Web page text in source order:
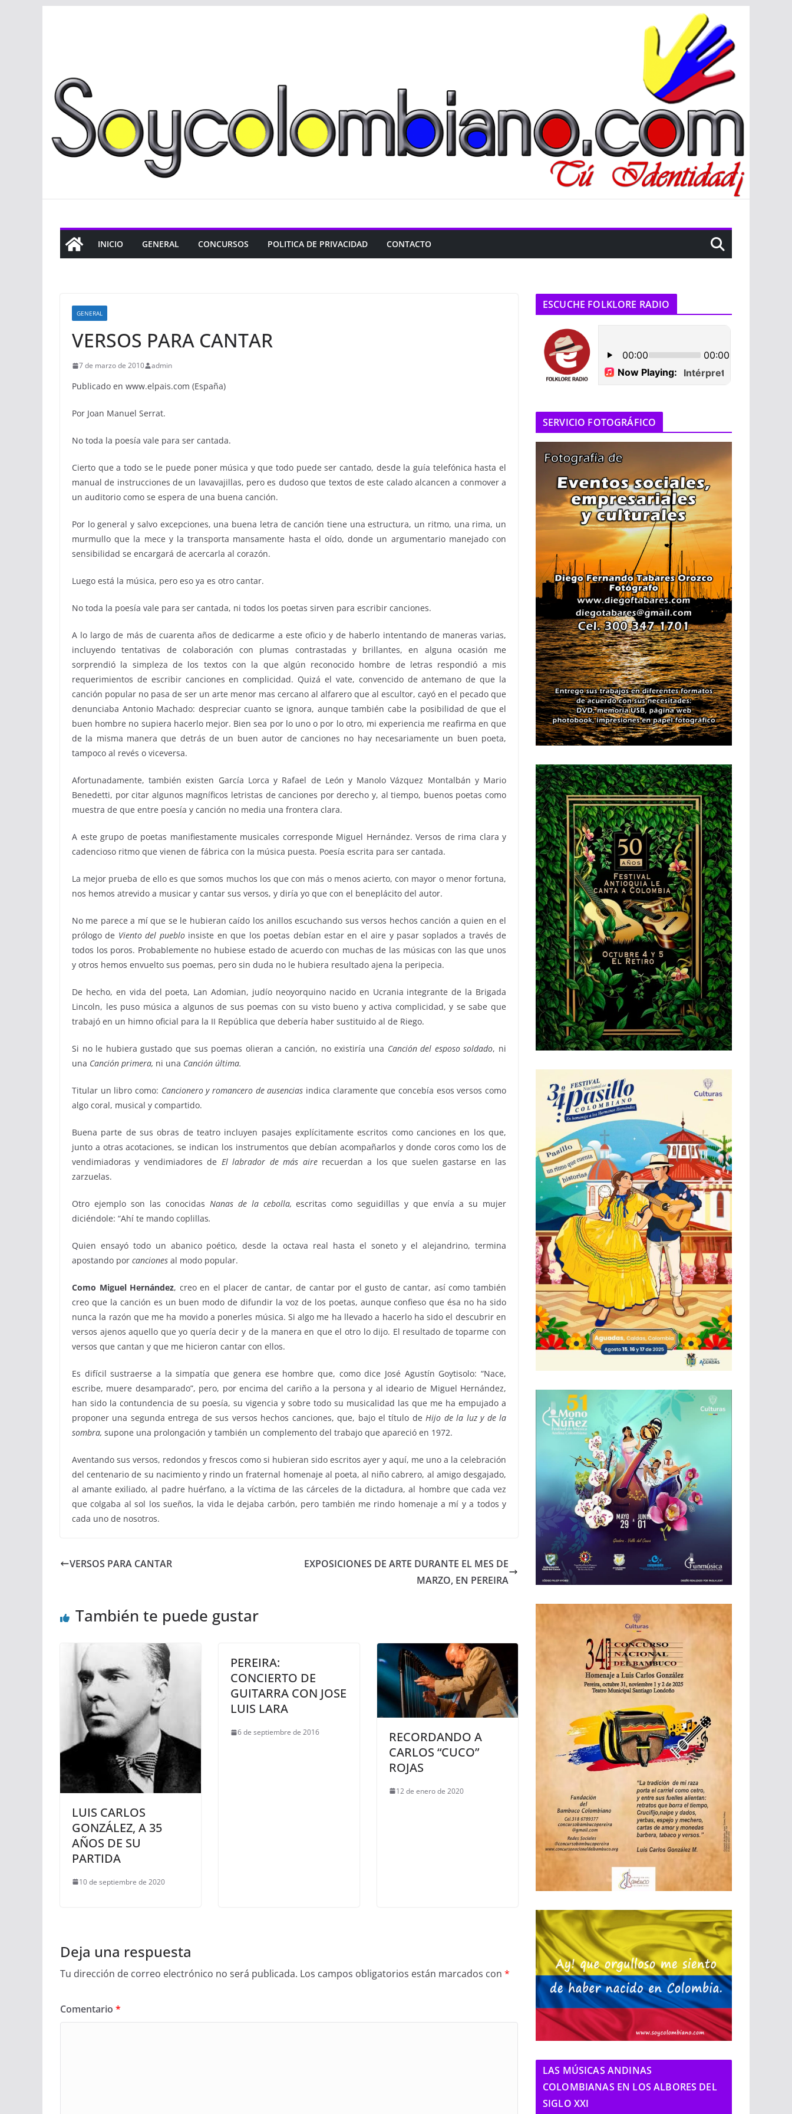
INICIO GENERAL CONCURSOS POLITICA DE PRIVACIDAD CONTACTO
GENERAL
VERSOS PARA CANTAR
7 de marzo de 2010 admin
Publicado en www.elpais.com (España)
Por Joan Manuel Serrat.
No toda la poesía vale para ser cantada.
Cierto que a todo se le puede poner música y que todo puede ser cantado, desde la guía telefónica hasta el
manual de instrucciones de un lavavajillas, pero es dudoso que textos de este calado alcancen a conmover a
un auditorio como se espera de una buena canción.
Por lo general y salvo excepciones, una buena letra de canción tiene una estructura, un ritmo, una rima, un
murmullo que la mece y la transporta mansamente hasta el oído, donde un argumentario manejado con
sensibilidad se encargará de acercarla al corazón.
Luego está la música, pero eso ya es otro cantar.
No toda la poesía vale para ser cantada, ni todos los poetas sirven para escribir canciones.
A lo largo de más de cuarenta años de dedicarme a este oficio y de haberlo intentando de maneras varias,
incluyendo tentativas de colaboración con plumas contrastadas y brillantes, en alguna ocasión me
sorprendió la simpleza de los textos con la que algún reconocido hombre de letras respondió a mis
requerimientos de escribir canciones en complicidad. Quizá el vate, convencido de antemano de que la
canción popular no pasa de ser un arte menor mas cercano al alfarero que al escultor, cayó en el pecado que
denunciaba Antonio Machado: despreciar cuanto se ignora, aunque también cabe la posibilidad de que el
buen hombre no supiera hacerlo mejor. Bien sea por lo uno o por lo otro, mi experiencia me reafirma en que
de la misma manera que detrás de un buen autor de canciones no hay necesariamente un buen poeta,
tampoco al revés o viceversa.
Afortunadamente, también existen García Lorca y Rafael de León y Manolo Vázquez Montalbán y Mario
Benedetti, por citar algunos magníficos letristas de canciones por derecho y, al tiempo, buenos poetas como
muestra de que entre poesía y canción no media una frontera clara.
A este grupo de poetas manifiestamente musicales corresponde Miguel Hernández. Versos de rima clara y
cadencioso ritmo que vienen de fábrica con la música puesta. Poesía escrita para ser cantada.
La mejor prueba de ello es que somos muchos los que con más o menos acierto, con mayor o menor fortuna,
nos hemos atrevido a musicar y cantar sus versos, y diría yo que con el beneplácito del autor.
No me parece a mí que se le hubieran caído los anillos escuchando sus versos hechos canción a quien en el
prólogo de Viento del pueblo insiste en que los poetas debían estar en el aire y pasar soplados a través de
todos los poros. Probablemente no hubiese estado de acuerdo con muchas de las músicas con las que unos
y otros hemos envuelto sus poemas, pero sin duda no le hubiera resultado ajena la peripecia.
De hecho, en vida del poeta, Lan Adomian, judío neoyorquino nacido en Ucrania integrante de la Brigada
Lincoln, les puso música a algunos de sus poemas con su visto bueno y activa complicidad, y se sabe que
trabajó en un himno oficial para la II República que debería haber sustituido al de Riego.
Si no le hubiera gustado que sus poemas olieran a canción, no existiría una Canción del esposo soldado, ni
una Canción primera, ni una Canción última.
Titular un libro como: Cancionero y romancero de ausencias indica claramente que concebía esos versos como
algo coral, musical y compartido.
Buena parte de sus obras de teatro incluyen pasajes explícitamente escritos como canciones en los que,
junto a otras acotaciones, se indican los instrumentos que debían acompañarlos y donde coros como los de
vendimiadoras y vendimiadores de El labrador de más airerecuerdan a los que suelen gastarse en las
zarzuelas.
Otro ejemplo son las conocidas Nanas de la cebolla, escritas como seguidillas y que envía a su mujer
diciéndole: “Ahí te mando coplillas.
Quien ensayó todo un abanico poético, desde la octava real hasta el soneto y el alejandrino, termina
apostando por canciones al modo popular.
Como Miguel Hernández, creo en el placer de cantar, de cantar por el gusto de cantar, así como también
creo que la canción es un buen modo de difundir la voz de los poetas, aunque confieso que ésa no ha sido
nunca la razón que me ha movido a ponerles música. Si algo me ha llevado a hacerlo ha sido el descubrir en
versos ajenos aquello que yo quería decir y de la manera en que el otro lo dijo. El resultado de toparme con
versos que cantan y que me hicieron cantar con ellos.
Es difícil sustraerse a la simpatía que genera ese hombre que, como dice José Agustín Goytisolo: “Nace,
escribe, muere desamparado”, pero, por encima del cariño a la persona y al ideario de Miguel Hernández,
han sido la contundencia de su poesía, su vigencia y sobre todo su musicalidad las que me ha empujado a
proponer una segunda entrega de sus versos hechos canciones, que, bajo el título deHijo de la luz y de la
sombra, supone una prolongación y también un complemento del trabajo que apareció en 1972.
Aventando sus versos, redondos y frescos como si hubieran sido escritos ayer y aquí, me uno a la celebración
del centenario de su nacimiento y rindo un fraternal homenaje al poeta, al niño cabrero, al amigo desgajado,
al amante exiliado, al padre huérfano, a la víctima de las cárceles de la dictadura, al hombre que cada vez
que colgaba al sol los sueños, la vida le dejaba carbón, pero también me rindo homenaje a mí y a todos y
cada uno de nosotros.
VERSOS PARA CANTAR
EXPOSICIONES DE ARTE DURANTE EL MES DE
MARZO, EN PEREIRA
También te puede gustar
LUIS CARLOS
GONZÁLEZ, A 35
AÑOS DE SU
PARTIDA
10 de septiembre de 2020
PEREIRA:
CONCIERTO DE
GUITARRA CON JOSE
LUIS LARA
6 de septiembre de 2016
RECORDANDO A
CARLOS “CUCO”
ROJAS
12 de enero de 2020
Deja una respuesta
Tu dirección de correo electrónico no será publicada. Los campos obligatorios están marcados con *
Comentario *
ESCUCHE FOLKLORE RADIO
SERVICIO FOTOGRÁFICO
LAS MÚSICAS ANDINAS
COLOMBIANAS EN LOS ALBORES DEL
SIGLO XXI